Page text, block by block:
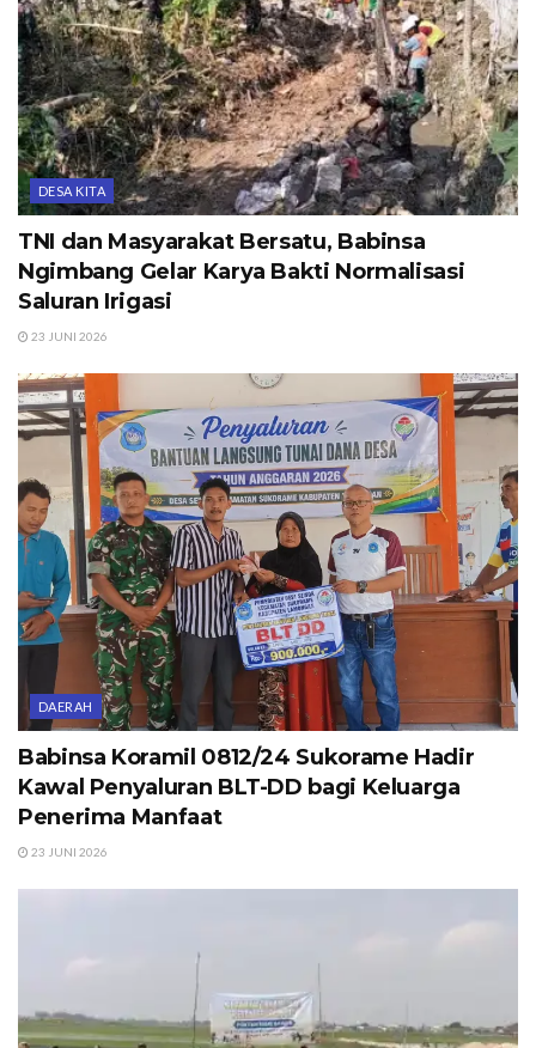
DESA KITA
TNI dan Masyarakat Bersatu, Babinsa
Ngimbang Gelar Karya Bakti Normalisasi
Saluran Irigasi
23 JUNI 2026
DAERAH
Babinsa Koramil 0812/24 Sukorame Hadir
Kawal Penyaluran BLT-DD bagi Keluarga
Penerima Manfaat
23 JUNI 2026